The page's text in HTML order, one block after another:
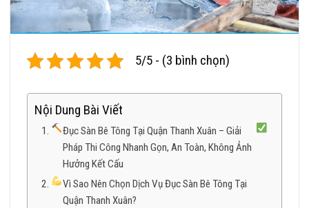
5/5 - (3 bình chọn)
Nội Dung Bài Viết
Đục Sàn Bê Tông Tại Quận Thanh Xuân – Giải
Pháp Thi Công Nhanh Gọn, An Toàn, Không Ảnh
Hưởng Kết Cấu
Vì Sao Nên Chọn Dịch Vụ Đục Sàn Bê Tông Tại
Quận Thanh Xuân?